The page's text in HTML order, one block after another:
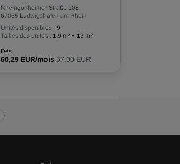
Rheingönheimer Straße 108
67065 Ludwigshafen am Rhein
Unités disponibles : 9
Tailles des unités : 1,9 m² - 13 m²
Dès
60,29 EUR/mois 67,00 EUR